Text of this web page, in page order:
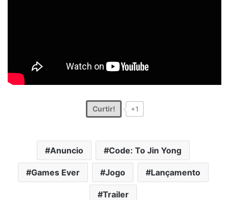
Curtir! +1
Anuncio Code: To Jin Yong
Games Ever Jogo Lançamento
Trailer